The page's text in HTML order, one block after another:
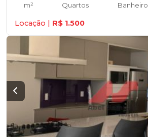
m²
Quartos
Banheiro
Locação | R$ 1.500